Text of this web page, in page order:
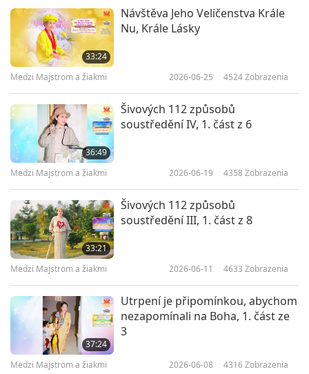
29:58
Medzi Majstrom a žiakmi 2021-02-14
26:23
príbehy, 7. časť z 8
Medzi Majstrom a žiakmi 2021-02-15 6495 Zobrazenia
27:28
príbehy, 8. časť z 8
Medzi Majstrom a žiakmi 2021-02-16 6706 Zobrazenia
33:24
Návštěva Jeho Veličenstva Krále
Nu, Krále Lásky
Medzi Majstrom a žiakmi 2026-06-25 4524Zobrazenia
36:49
Šivových 112 způsobů
soustředění IV, 1. část z 6
Medzi Majstrom a žiakmi 2026-06-19 4358 Zobrazenia
33:21
Šivových 112 způsobů
soustředění III, 1. část z 8
Medzi Majstrom a žiakmi 2026-06-11 4633 Zobrazenia
37:24
Utrpení je připomínkou, abychom
nezapomínali na Boha, 1. část ze
3
Medzi Majstrom a žiakmi 2026-06-08 4316Zobrazenia